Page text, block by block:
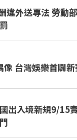
違外送專法 勞動
像 台灣娛樂首闢
出入境新規9/15